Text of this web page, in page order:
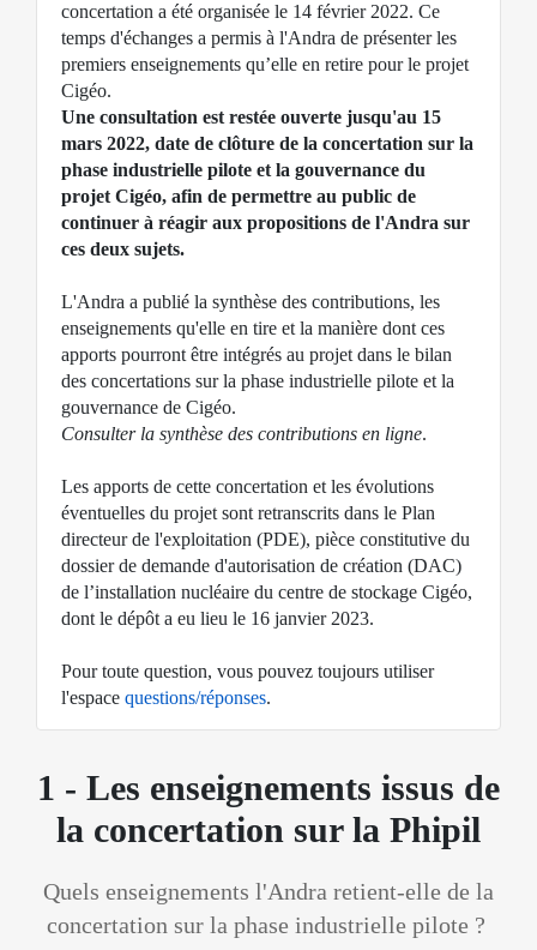
concertation a été organisée le 14 février 2022. Ce
temps d'échanges a permis à l'Andra de présenter les
premiers enseignements qu’elle en retire pour le projet
Cigéo.
Une consultation est restée ouverte jusqu'au 15
mars 2022, date de clôture de la concertation sur la
phase industrielle pilote et la gouvernance du
projet Cigéo, afin de permettre au public de
continuer à réagir aux propositions de l'Andra sur
ces deux sujets.
L'Andra a publié la synthèse des contributions, les
enseignements qu'elle en tire et la manière dont ces
apports pourront être intégrés au projet dans le bilan
des concertations sur la phase industrielle pilote et la
gouvernance de Cigéo.
Consulter la synthèse des contributions en ligne.
Les apports de cette concertation et les évolutions
éventuelles du projet sont retranscrits dans le Plan
directeur de l'exploitation (PDE), pièce constitutive du
dossier de demande d'autorisation de création (DAC)
de l’installation nucléaire du centre de stockage Cigéo,
dont le dépôt a eu lieu le 16 janvier 2023.
Pour toute question, vous pouvez toujours utiliser
l'espace questions/réponses.
1 - Les enseignements issus de
la concertation sur la Phipil
Quels enseignements l'Andra retient-elle de la
concertation sur la phase industrielle pilote ?